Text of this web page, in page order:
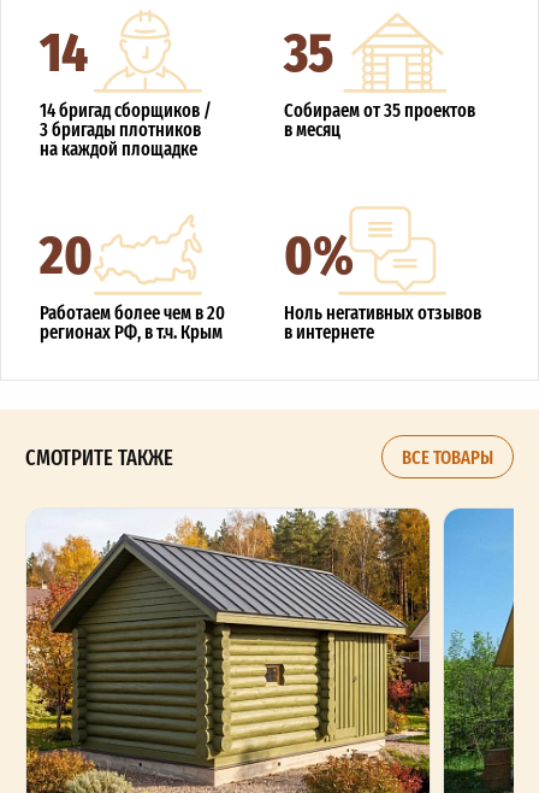
14
14 бригад сборщиков /
3 бригады плотников
на каждой площадке
35
Собираем от 35 проектов
в месяц
20
Работаем более чем в 20
регионах РФ, в т.ч. Крым
0%
Ноль негативных отзывов
в интернете
СМОТРИТЕ ТАКЖЕ ВСЕ ТОВАРЫ